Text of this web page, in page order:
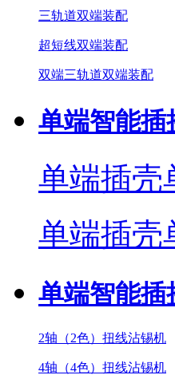
三轨道双端装配
超短线双端装配
双端三轨道双端装配
单端智能插
单端插壳
单端插壳
单端智能插
2轴（2色）扭线沾锡机
4轴（4色）扭线沾锡机